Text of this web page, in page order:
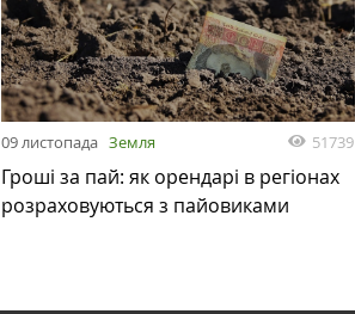
09 листопада Земля 51739
Гроші за пай: як орендарі в регіонах
розраховуються з пайовиками